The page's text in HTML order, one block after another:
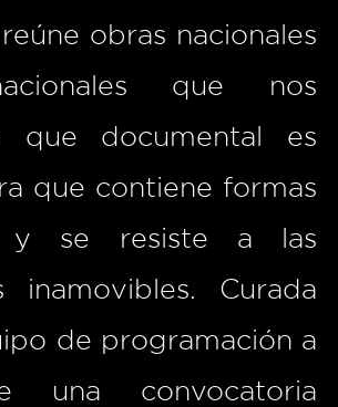
obras nacionales
que nos
que documental es
que contiene formas
y se resiste a las
inamovibles. Curada
de programación a
una convocatoria